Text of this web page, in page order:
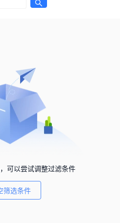
可以尝试调整过滤条件
筛选条件